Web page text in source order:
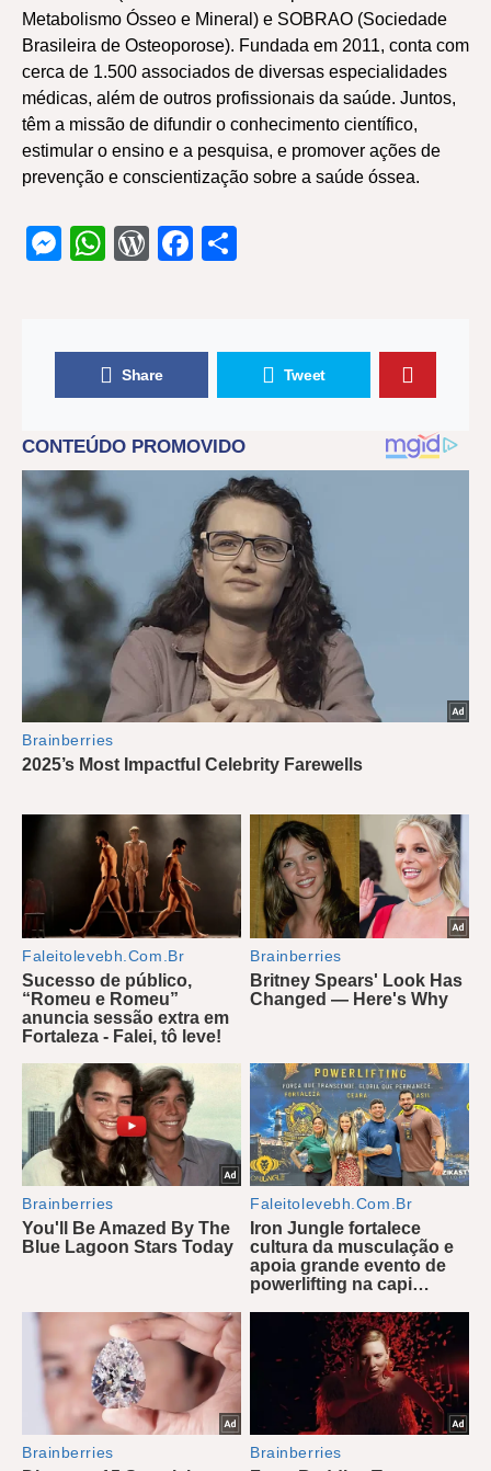
Metabolismo Ósseo e Mineral) e SOBRAO (Sociedade
Brasileira de Osteoporose). Fundada em 2011, conta com
cerca de 1.500 associados de diversas especialidades
médicas, além de outros profissionais da saúde. Juntos,
têm a missão de difundir o conhecimento científico,
estimular o ensino e a pesquisa, e promover ações de
prevenção e conscientização sobre a saúde óssea.
Messenger
WhatsApp
WordPress
Facebook
Share Tweet